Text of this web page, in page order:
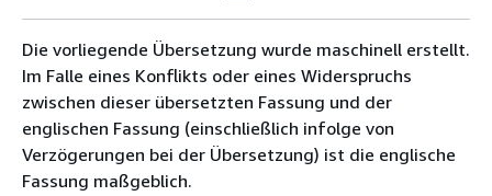
Die vorliegende Übersetzung wurde maschinell erstellt.
Im Falle eines Konflikts oder eines Widerspruchs
zwischen dieser übersetzten Fassung und der
englischen Fassung (einschließlich infolge von
Verzögerungen bei der Übersetzung) ist die englische
Fassung maßgeblich.